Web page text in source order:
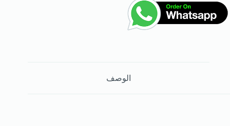
الوصف